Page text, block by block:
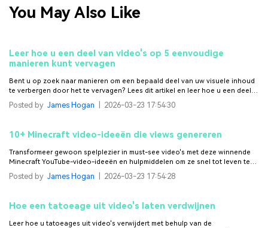
You May Also Like
Leer hoe u een deel van video's op 5 eenvoudige
manieren kunt vervagen
Bent u op zoek naar manieren om een bepaald deel van uw visuele inhoud
te verbergen door het te vervagen? Lees dit artikel en leer hoe u een deel in
video's kunt vervagen met Filmora.
Posted by James Hogan 2026-03-23 17:54:30
10+ Minecraft video-ideeën die views genereren
Transformeer gewoon spelplezier in must-see video's met deze winnende
Minecraft YouTube-video-ideeën en hulpmiddelen om ze snel tot leven te
brengen.
Posted by James Hogan 2026-03-23 17:54:28
Hoe een tatoeage uit video's laten verdwijnen
Leer hoe u tatoeages uit video's verwijdert met behulp van de